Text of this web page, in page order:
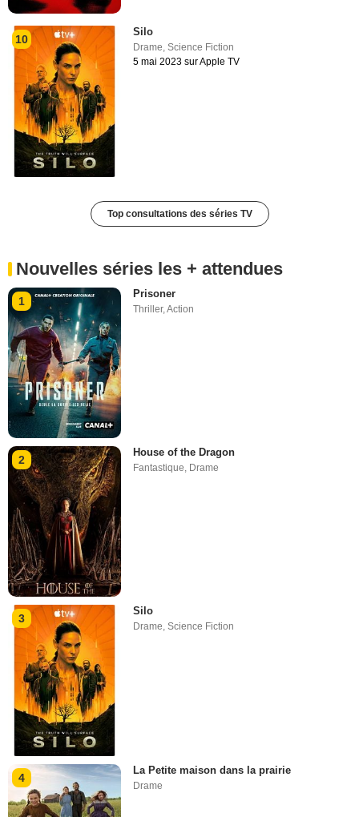
10
Silo
Drame,Science Fiction
5 mai 2023 sur Apple TV
Top consultations des séries TV
Nouvelles séries les + attendues
1
Prisoner
Thriller,Action
2
House of the Dragon
Fantastique, Drame
3
Silo
Drame,Science Fiction
4
La Petite maison dans la prairie
Drame